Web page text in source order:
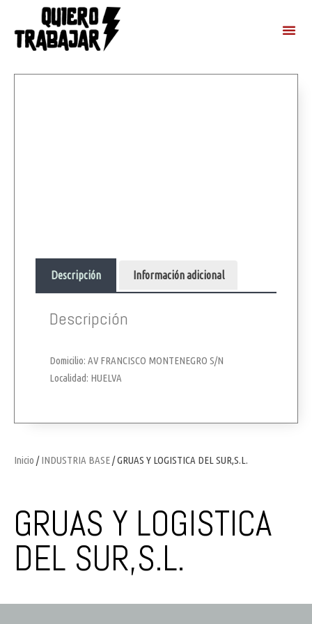
Inicio /INDUSTRIA BASE/ GRUAS Y LOGISTICA DEL SUR,S.L.
GRUAS Y LOGISTICA
DEL SUR,S.L.
Descripción Información adicional
Descripción
Domicilio: AV FRANCISCO MONTENEGRO S/N
Localidad: HUELVA